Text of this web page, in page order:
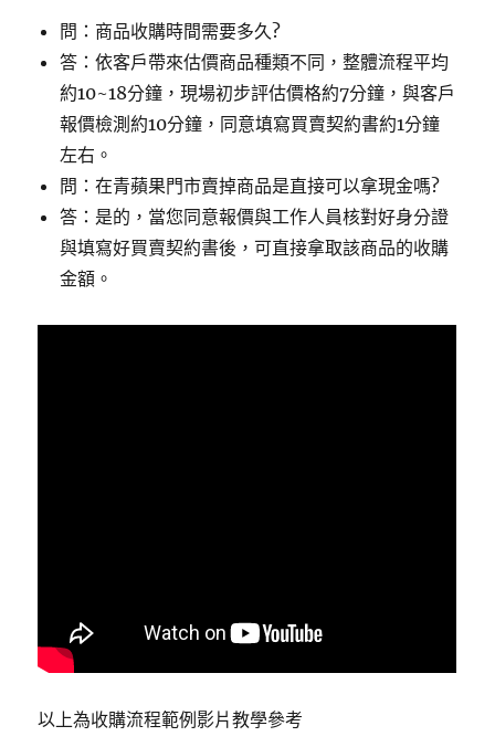
問：商品收購時間需要多久?
答：依客戶帶來估價商品種類不同，整體流程平均
約10~18分鐘，現場初步評估價格約7分鐘，與客戶
報價檢測約10分鐘，同意填寫買賣契約書約1分鐘
左右。
問：在青蘋果門市賣掉商品是直接可以拿現金嗎?
答：是的，當您同意報價與工作人員核對好身分證
與填寫好買賣契約書後，可直接拿取該商品的收購
金額。
以上為收購流程範例影片教學參考